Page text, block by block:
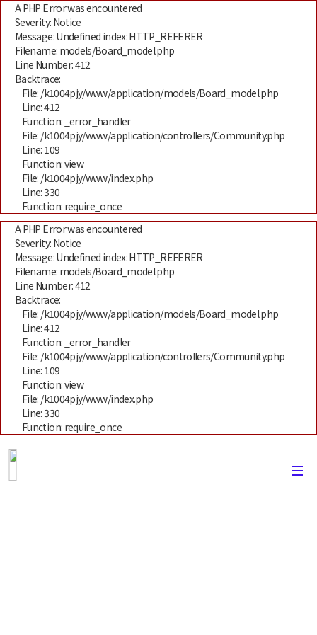
A PHP Error was encountered
Severity: Notice
Message: Undefined index: HTTP_REFERER
Filename: models/Board_model.php
Line Number: 412
Backtrace:
File: /k1004pjy/www/application/models/Board_model.php
Line: 412
Function: _error_handler
File: /k1004pjy/www/application/controllers/Community.php
Line: 109
Function: view
File: /k1004pjy/www/index.php
Line: 330
Function: require_once
A PHP Error was encountered
Severity: Notice
Message: Undefined index: HTTP_REFERER
Filename: models/Board_model.php
Line Number: 412
Backtrace:
File: /k1004pjy/www/application/models/Board_model.php
Line: 412
Function: _error_handler
File: /k1004pjy/www/application/controllers/Community.php
Line: 109
Function: view
File: /k1004pjy/www/index.php
Line: 330
Function: require_once